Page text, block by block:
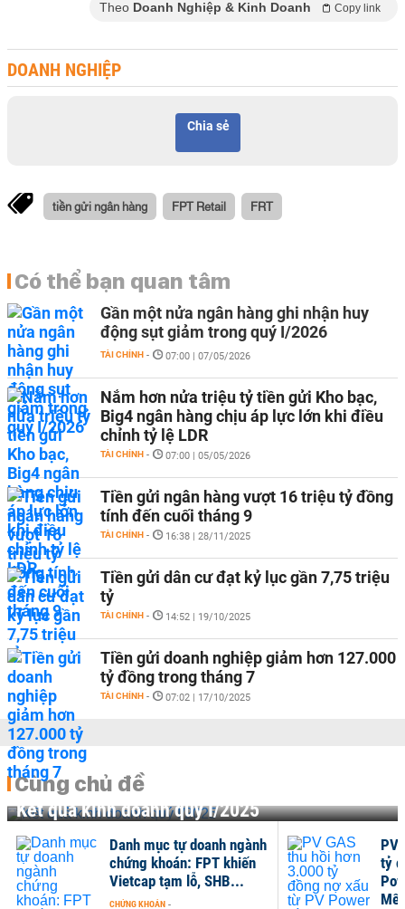
Theo Doanh Nghiệp & Kinh Doanh Copy link
DOANH NGHIỆP
Chia sẻ
tiền gửi ngân hàng FPT Retail FRT
Có thể bạn quan tâm
Gần một nửa ngân hàng ghi nhận huy
động sụt giảm trong quý I/2026
TÀI CHÍNH - 07:00 | 07/05/2026
Nắm hơn nửa triệu tỷ tiền gửi Kho bạc,
Big4 ngân hàng chịu áp lực lớn khi điều
chỉnh tỷ lệ LDR
TÀI CHÍNH - 07:00 | 05/05/2026
Tiền gửi ngân hàng vượt 16 triệu tỷ đồng
tính đến cuối tháng 9
TÀI CHÍNH - 16:38 | 28/11/2025
Tiền gửi dân cư đạt kỷ lục gần 7,75 triệu
tỷ
TÀI CHÍNH - 14:52 | 19/10/2025
Tiền gửi doanh nghiệp giảm hơn 127.000
tỷ đồng trong tháng 7
TÀI CHÍNH - 07:02 | 17/10/2025
Cùng chủ đề
Kết quả kinh doanh quý I/2025
Danh mục tự doanh ngành
chứng khoán: FPT khiến
Vietcap tạm lỗ, SHB...
CHỨNG KHOÁN -
PV
tỷ